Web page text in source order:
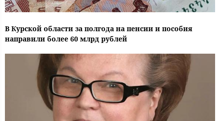
В Курской области за полгода на пенсии и пособия
направили более 60 млрд рублей